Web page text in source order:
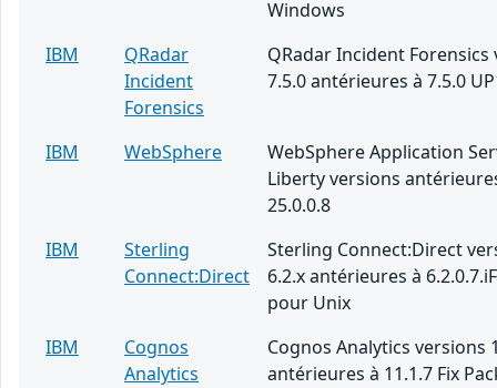
Windows
IBM
QRadar
Incident
Forensics
QRadar Incident Forensics
7.5.0 antérieures à 7.5.0
IBM WebSphere
WebSphere Application
Liberty versions
25.0.0.8
IBM
Sterling
Connect:Direct
Sterling Connect:Direct
6.2.x antérieures à
pour Unix
IBM
Cognos
Analytics
Cognos Analytics versions
antérieures à 11.1.7 Fix